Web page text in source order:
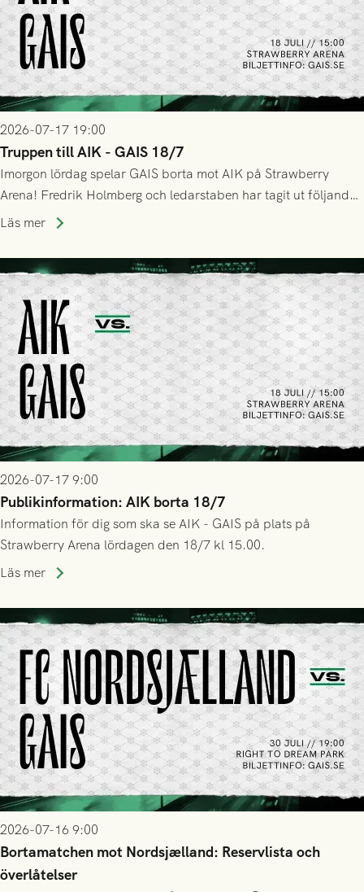
2026-07-17 19:00
Truppen till AIK - GAIS 18/7
Imorgon lördag spelar GAIS borta mot AIK på Strawberry
Arena! Fredrik Holmberg och ledarstaben har tagit ut följande
trupp till matchen:
Läs mer
2026-07-17 9:00
Publikinformation: AIK borta 18/7
Information för dig som ska se AIK - GAIS på plats på
Strawberry Arena lördagen den 18/7 kl 15.00.
Läs mer
2026-07-16 9:00
Bortamatchen mot Nordsjælland: Reservlista och
överlåtelser